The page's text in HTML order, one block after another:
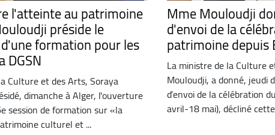
l'atteinte au patrimoine
préside le
formation pour les
DGSN
Culture et des Arts, Soraya
dimanche à Alger, l'ouverture
session de formation sur «la
culturel et ...
Mme Mouloudji
d'envoi de la
patrimoine depuis
La ministre de la Culture
Mouloudji, a donné, jeudi
d’envoi de la célébration
avril-18 mai), décliné